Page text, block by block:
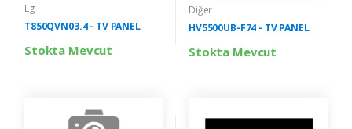
Lg
T850QVN03.4 - TV PANEL
Stokta Mevcut
Diğer
HV5500UB-F74 - TV PANEL
Stokta Mevcut